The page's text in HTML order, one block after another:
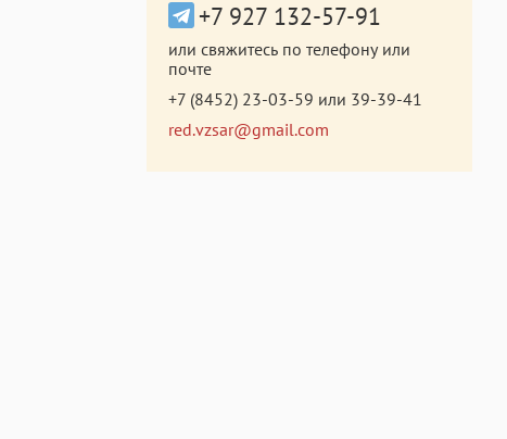
+7 927 132-57-91
или свяжитесь по телефону или
почте
+7 (8452) 23-03-59 или 39-39-41
red.vzsar@gmail.com